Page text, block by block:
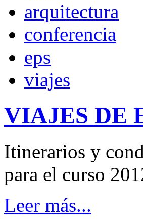
arquitectura
conferencia
eps
viajes
VIAJES DE
Itinerarios y
para el curso
Leer más...